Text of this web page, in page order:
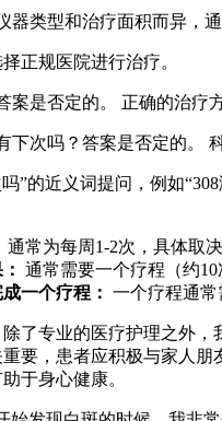
器类型和治疗面积而异，
正规医院进行治疗。
案是否定的。 正确的治疗
下次吗？答案是否定的。
”的近义词提问，例如
通常为每周1-2次，具体取
通常需要一个疗程（约
一个疗程： 一个疗程通
了专业的医疗护理之外
要，患者应积极与家人
于身心健康。